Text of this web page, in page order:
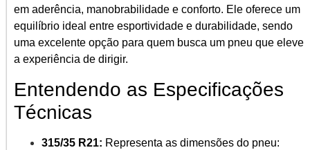
em aderência, manobrabilidade e conforto. Ele oferece um
equilíbrio ideal entre esportividade e durabilidade, sendo
uma excelente opção para quem busca um pneu que eleve
a experiência de dirigir.
Entendendo as Especificações
Técnicas
315/35 R21: Representa as dimensões do pneu: